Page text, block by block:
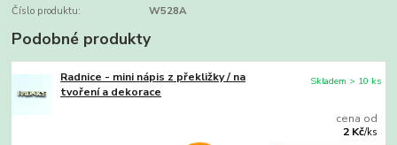
Číslo produktu: W528A
Podobné produkty
Radnice - mini nápis z překližky / na
tvoření a dekorace
cena od
2 Kč/ks
Skladem > 10 ks